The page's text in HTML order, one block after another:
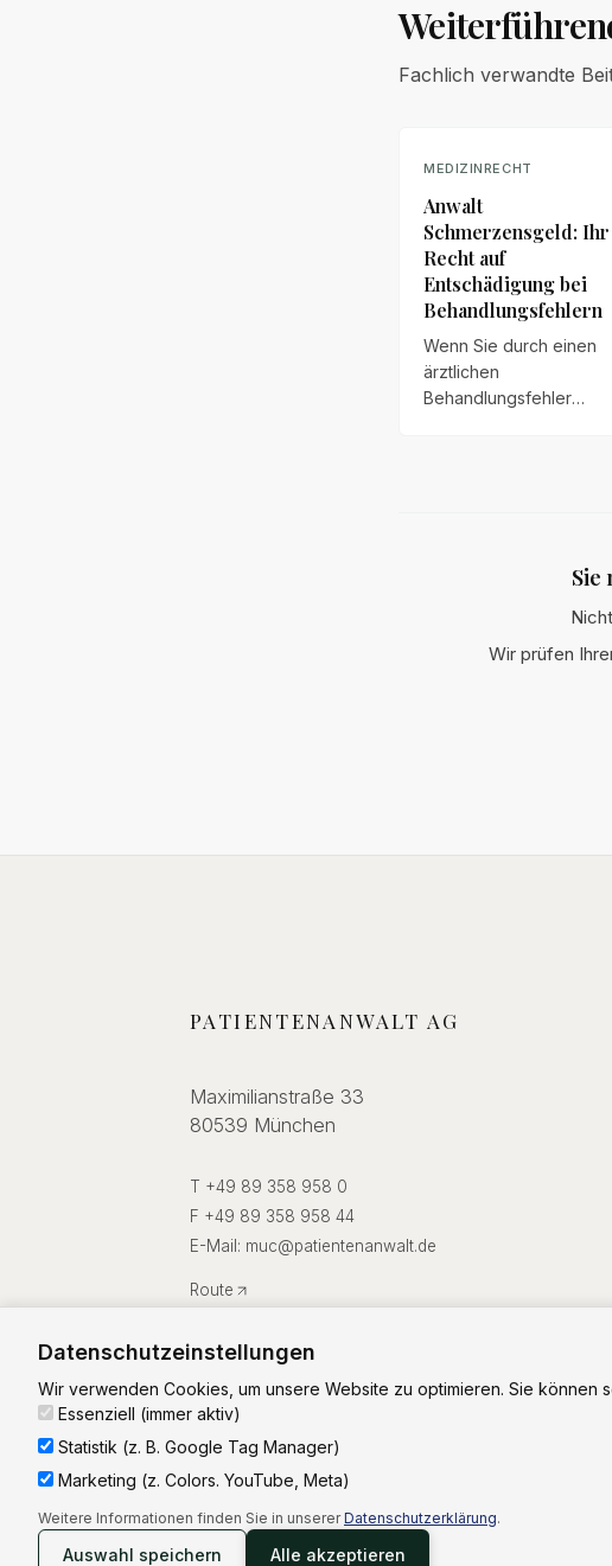
Fachlich verwandte
MEDIZINRECHT
Anwalt
Schmerzensgeld: Ihr
Recht auf
Entschädigung bei
Behandlungsfehlern
Wenn Sie durch einen
ärztlichen
Behandlungsfehler
Sie
Wir prüfen
PATIENTENANWALT AG
Maximilianstraße 33
80539 München
T +49 89 358 958 0
F +49 89 358 958 44
E-Mail: muc@patientenanwalt.de
Route
Datenschutzeinstellungen
Wir verwenden Cookies, um unsere Website zu optimieren. Sie können
Essenziell (immer aktiv)
Statistik (z. B. Google Tag Manager)
Marketing (z. Colors. YouTube, Meta)
Weitere Informationen finden Sie in unsererDatenschutzerklärung.
Auswahl speichern Alle akzeptieren